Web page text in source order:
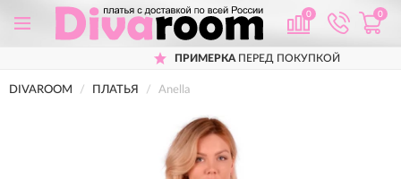
0 0
ПРИМЕРКАПЕРЕД ПОКУПКОЙ
DIVAROOM ПЛАТЬЯ Anella